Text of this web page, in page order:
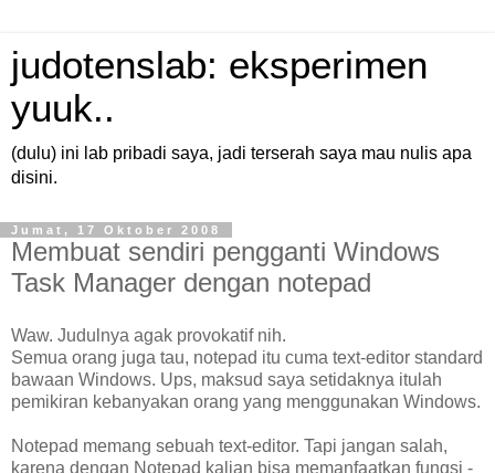
judotenslab: eksperimen
yuuk..
(dulu) ini lab pribadi saya, jadi terserah saya mau nulis apa
disini.
Jumat, 17 Oktober 2008
Membuat sendiri pengganti Windows
Task Manager dengan notepad
Waw. Judulnya agak provokatif nih.
Semua orang juga tau, notepad itu cuma text-editor standard
bawaan Windows. Ups, maksud saya setidaknya itulah
pemikiran kebanyakan orang yang menggunakan Windows.
Notepad memang sebuah text-editor. Tapi jangan salah,
karena dengan Notepad kalian bisa memanfaatkan fungsi -